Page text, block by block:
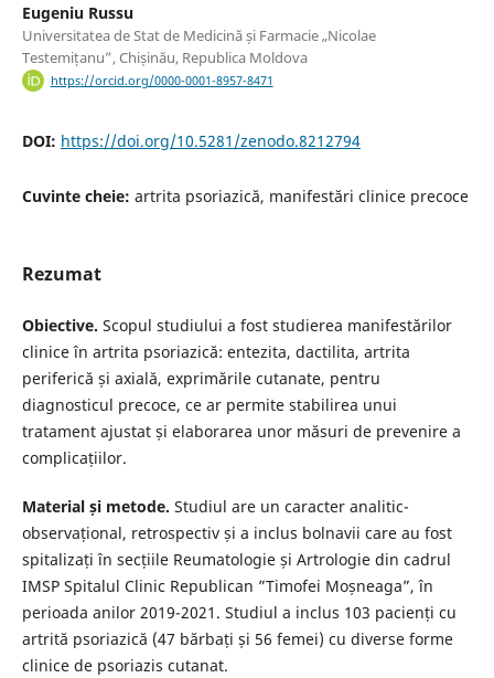
Eugeniu Russu
Universitatea de Stat de Medicină și Farmacie „Nicolae
Testemițanu”, Chișinău, Republica Moldova
https://orcid.org/0000-0001-8957-8471
DOI: https://doi.org/10.5281/zenodo.8212794
Cuvinte cheie: artrita psoriazică, manifestări clinice precoce
Rezumat
Obiective. Scopul studiului a fost studierea manifestărilor
clinice în artrita psoriazică: entezita, dactilita, artrita
periferică și axială, exprimările cutanate, pentru
diagnosticul precoce, ce ar permite stabilirea unui
tratament ajustat și elaborarea unor măsuri de prevenire a
complicațiilor.
Material și metode. Studiul are un caracter analitic-
observațional, retrospectiv și a inclus bolnavii care au fost
spitalizați în secțiile Reumatologie și Artrologie din cadrul
IMSP Spitalul Clinic Republican ”Timofei Moșneaga”, în
perioada anilor 2019-2021. Studiul a inclus 103 pacienți cu
artrită psoriazică (47 bărbați și 56 femei) cu diverse forme
clinice de psoriazis cutanat.